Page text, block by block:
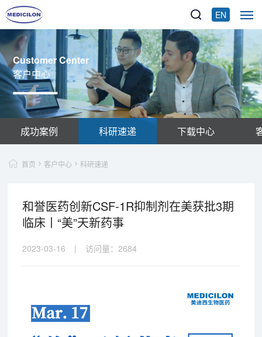
EN
Customer Center
客户中心
成功案例 科研速递 下载中心
首页 客户中心 科研速递
和誉医药创新CSF-1R抑制剂在美获批3期
临床丨“美”天新药事
2023-03-16 | 访问量： 2684